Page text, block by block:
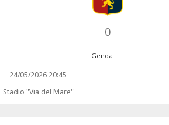
0
Genoa
24/05/2026 20:45
Stadio "Via del Mare"